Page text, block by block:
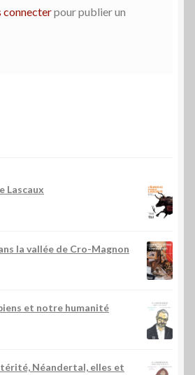
connecterpour publier un
Lascaux
la vallée de Cro-Magnon
et notre humanité
Néandertal, elles et